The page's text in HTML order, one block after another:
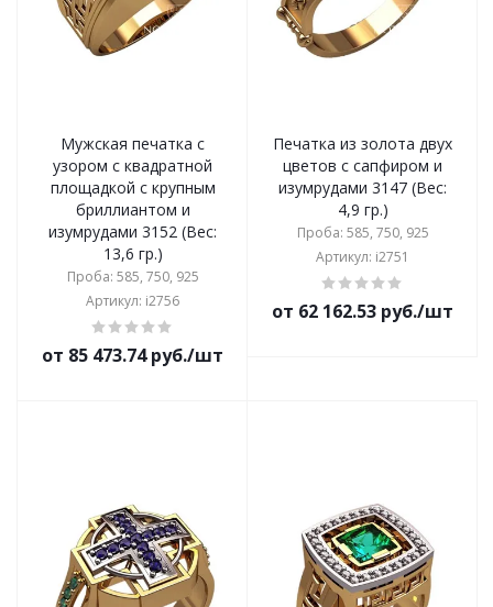
Мужская печатка с
узором с квадратной
площадкой с крупным
бриллиантом и
изумрудами 3152 (Вес:
13,6 гр.)
Проба: 585, 750, 925
Артикул: i2756
от 85 473.74 руб./шт
Печатка из золота двух
цветов с сапфиром и
изумрудами 3147 (Вес:
4,9 гр.)
Проба: 585, 750, 925
Артикул: i2751
от 62 162.53 руб./шт